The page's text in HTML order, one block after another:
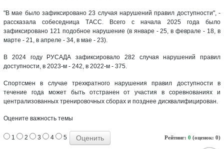
"В мае было зафиксировано 23 случая нарушений правил доступности", -
рассказала собеседница ТАСС. Всего с начала 2025 года было
зафиксировано 121 подобное нарушение (в январе - 25, в феврале - 18, в
марте - 21, в апреле - 34, в мае - 23).
В 2024 году РУСАДА зафиксировало 282 случая нарушений правил
доступности, в 2023-м - 242, в 2022-м - 375.
Спортсмен в случае трехкратного нарушения правил доступности в
течение года может быть отстранен от участия в соревнованиях и
централизованных тренировочных сборах и позднее дисквалифицирован.
Оцените важность темы
Рейтинг: 0 (оценок: 0)
1 2 3 4 5